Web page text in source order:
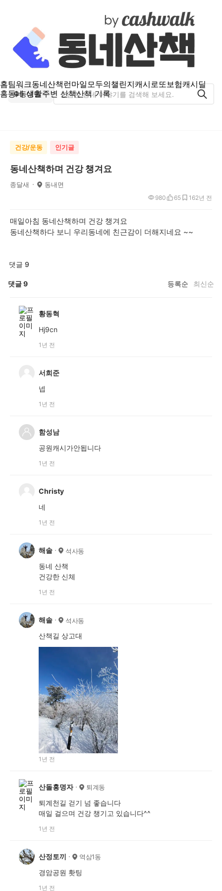
홈팀워크동네산책런마일모두의챌린지캐시로또보험캐시딜
홈동네 생활주변 산책산책 기록
동내면
건강/운동 인기글
동네산책하며 건강 챙겨요
종달새 동내면
2년 전
980 65 16
매일아침 동네산책하며 건강 챙겨요
동네산책하다 보니 우리동네에 친근감이 더해지네요 ~~
댓글 9
댓글9 등록순 최신순
황동혁
Hj9cn
1년 전
서희준
넵
1년 전
함성남
공원캐시가안됩니다
1년 전
Christy
네
1년 전
해솔 석사동
동네 산책
건강한 신체
1년 전
해솔 석사동
산책길 상고대
1년 전
산돌홍명자 퇴계동
퇴계천길 걷기 넘 좋습니다
매일 걸으며 건강 챙기고 있습니다^^
1년 전
산정토끼 역삼1동
경암공원 홧팅
1년 전